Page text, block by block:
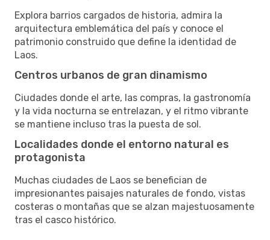
Explora barrios cargados de historia, admira la
arquitectura emblemática del país y conoce el
patrimonio construido que define la identidad de
Laos.
Centros urbanos de gran dinamismo
Ciudades donde el arte, las compras, la gastronomía
y la vida nocturna se entrelazan, y el ritmo vibrante
se mantiene incluso tras la puesta de sol.
Localidades donde el entorno natural es
protagonista
Muchas ciudades de Laos se benefician de
impresionantes paisajes naturales de fondo, vistas
costeras o montañas que se alzan majestuosamente
tras el casco histórico.